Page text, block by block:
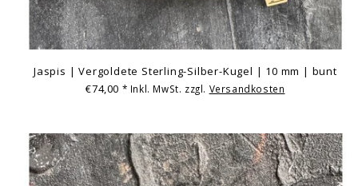
Jaspis | Vergoldete Sterling-Silber-Kugel | 10 mm | bunt
€74,00 * Inkl. MwSt. zzgl. Versandkosten